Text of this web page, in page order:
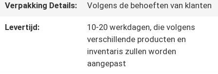
NEEM
Verpakking Details: Volgens de behoeften van klanten
Levertijd:
10-20 werkdagen, die volgens
verschillende producten en
inventaris zullen worden
aangepast